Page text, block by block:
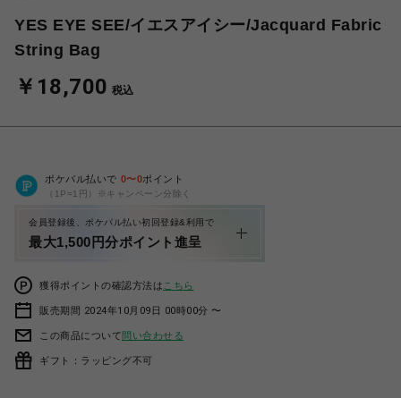
YES EYE SEE/イエスアイシー/Jacquard Fabric
String Bag
￥18,700 税込
ポケパル払いで 0〜0ポイント
（1P=1円）※キャンペーン分除く
会員登録後、ポケパル払い初回登録&利用で
最大1,500円分ポイント進呈
獲得ポイントの確認方法は こちら
販売期間 2024年10月09日 00時00分 〜
この商品について問い合わせる
ギフト：ラッピング不可